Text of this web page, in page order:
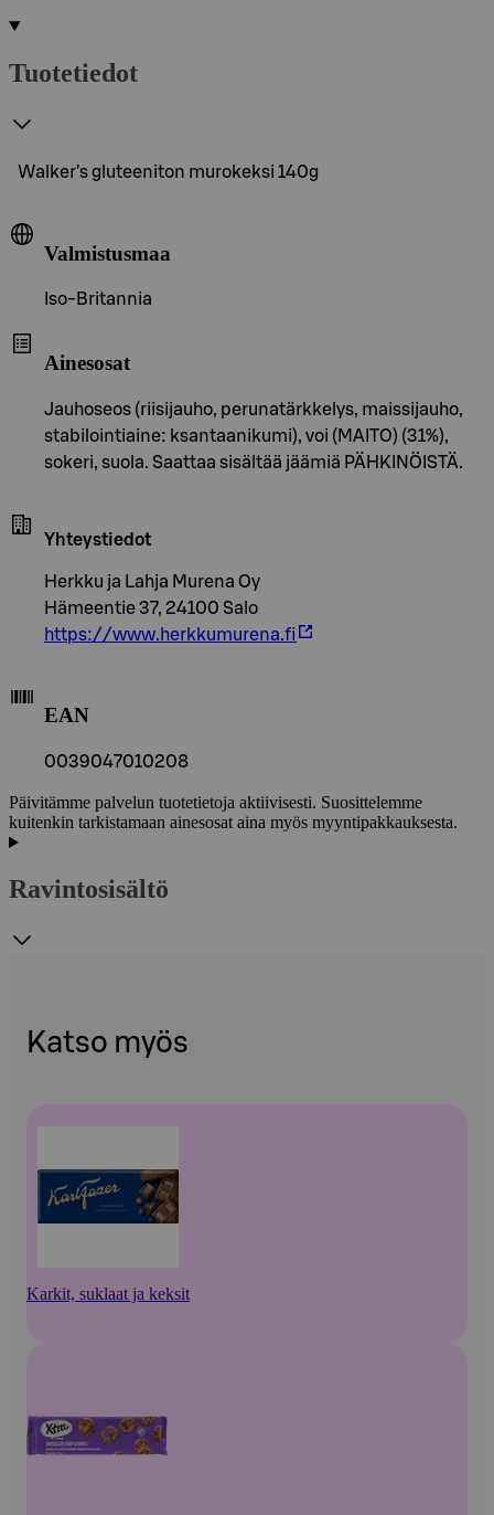
Tuotetiedot
Walker's gluteeniton murokeksi 140g
Valmistusmaa
Iso-Britannia
Ainesosat
Jauhoseos (riisijauho, perunatärkkelys, maissijauho,
stabilointiaine: ksantaanikumi), voi (MAITO) (31%),
sokeri, suola. Saattaa sisältää jäämiä PÄHKINÖISTÄ.
Yhteystiedot
Herkku ja Lahja Murena Oy
Hämeentie 37, 24100 Salo
https://www.herkkumurena.fi
EAN
0039047010208
Päivitämme palvelun tuotetietoja aktiivisesti. Suosittelemme
kuitenkin tarkistamaan ainesosat aina myös myyntipakkauksesta.
Ravintosisältö
Katso myös
Karkit, suklaat ja keksit